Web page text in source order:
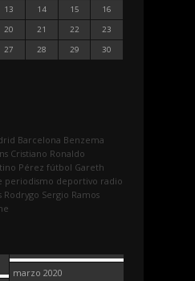
13 14 15
16
20 21 22
23
27 28 29
30
Barcelona Benzema
Cristiano Ronaldo
Pérez fútbol Gareth
periodismo deportivo radio
Rodrygo Sergio Ramos
marzo 2020